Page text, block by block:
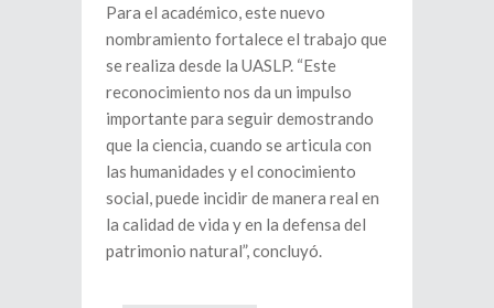
Para el académico, este nuevo
nombramiento fortalece el trabajo que
se realiza desde la UASLP. “Este
reconocimiento nos da un impulso
importante para seguir demostrando
que la ciencia, cuando se articula con
las humanidades y el conocimiento
social, puede incidir de manera real en
la calidad de vida y en la defensa del
patrimonio natural”, concluyó.